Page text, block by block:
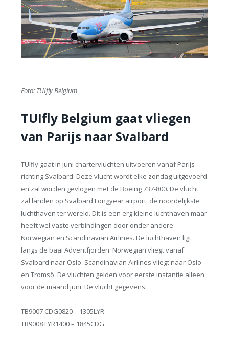
Foto: TUIfly Belgium
TUIfly Belgium gaat vliegen
van Parijs naar Svalbard
TUIfly gaat in juni chartervluchten uitvoeren vanaf Parijs
richting Svalbard. Deze vlucht wordt elke zondag uitgevoerd
en zal worden gevlogen met de Boeing 737-800. De vlucht
zal landen op Svalbard Longyear airport, de noordelijkste
luchthaven ter wereld. Dit is een erg kleine luchthaven maar
heeft wel vaste verbindingen door onder andere
Norwegian en Scandinavian Airlines. De luchthaven ligt
langs de baai Adventfjorden. Norwegian vliegt vanaf
Svalbard naar Oslo. Scandinavian Airlines vliegt naar Oslo
en Tromsö. De vluchten gelden voor eerste instantie alleen
voor de maand juni. De vlucht gegevens:
TB9007 CDG0820 – 1305LYR
TB9008 LYR1400 – 1845CDG